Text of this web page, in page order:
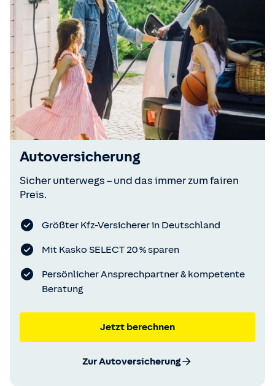
Autoversicherung
Sicher unterwegs – und das immer zum fairen
Preis.
Größter Kfz-Versicherer in Deutschland
Mit Kasko SELECT 20 % sparen
Persönlicher Ansprechpartner & kompetente
Beratung
Jetzt berechnen
Zur Autoversicherung